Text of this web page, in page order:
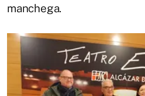
manchega.